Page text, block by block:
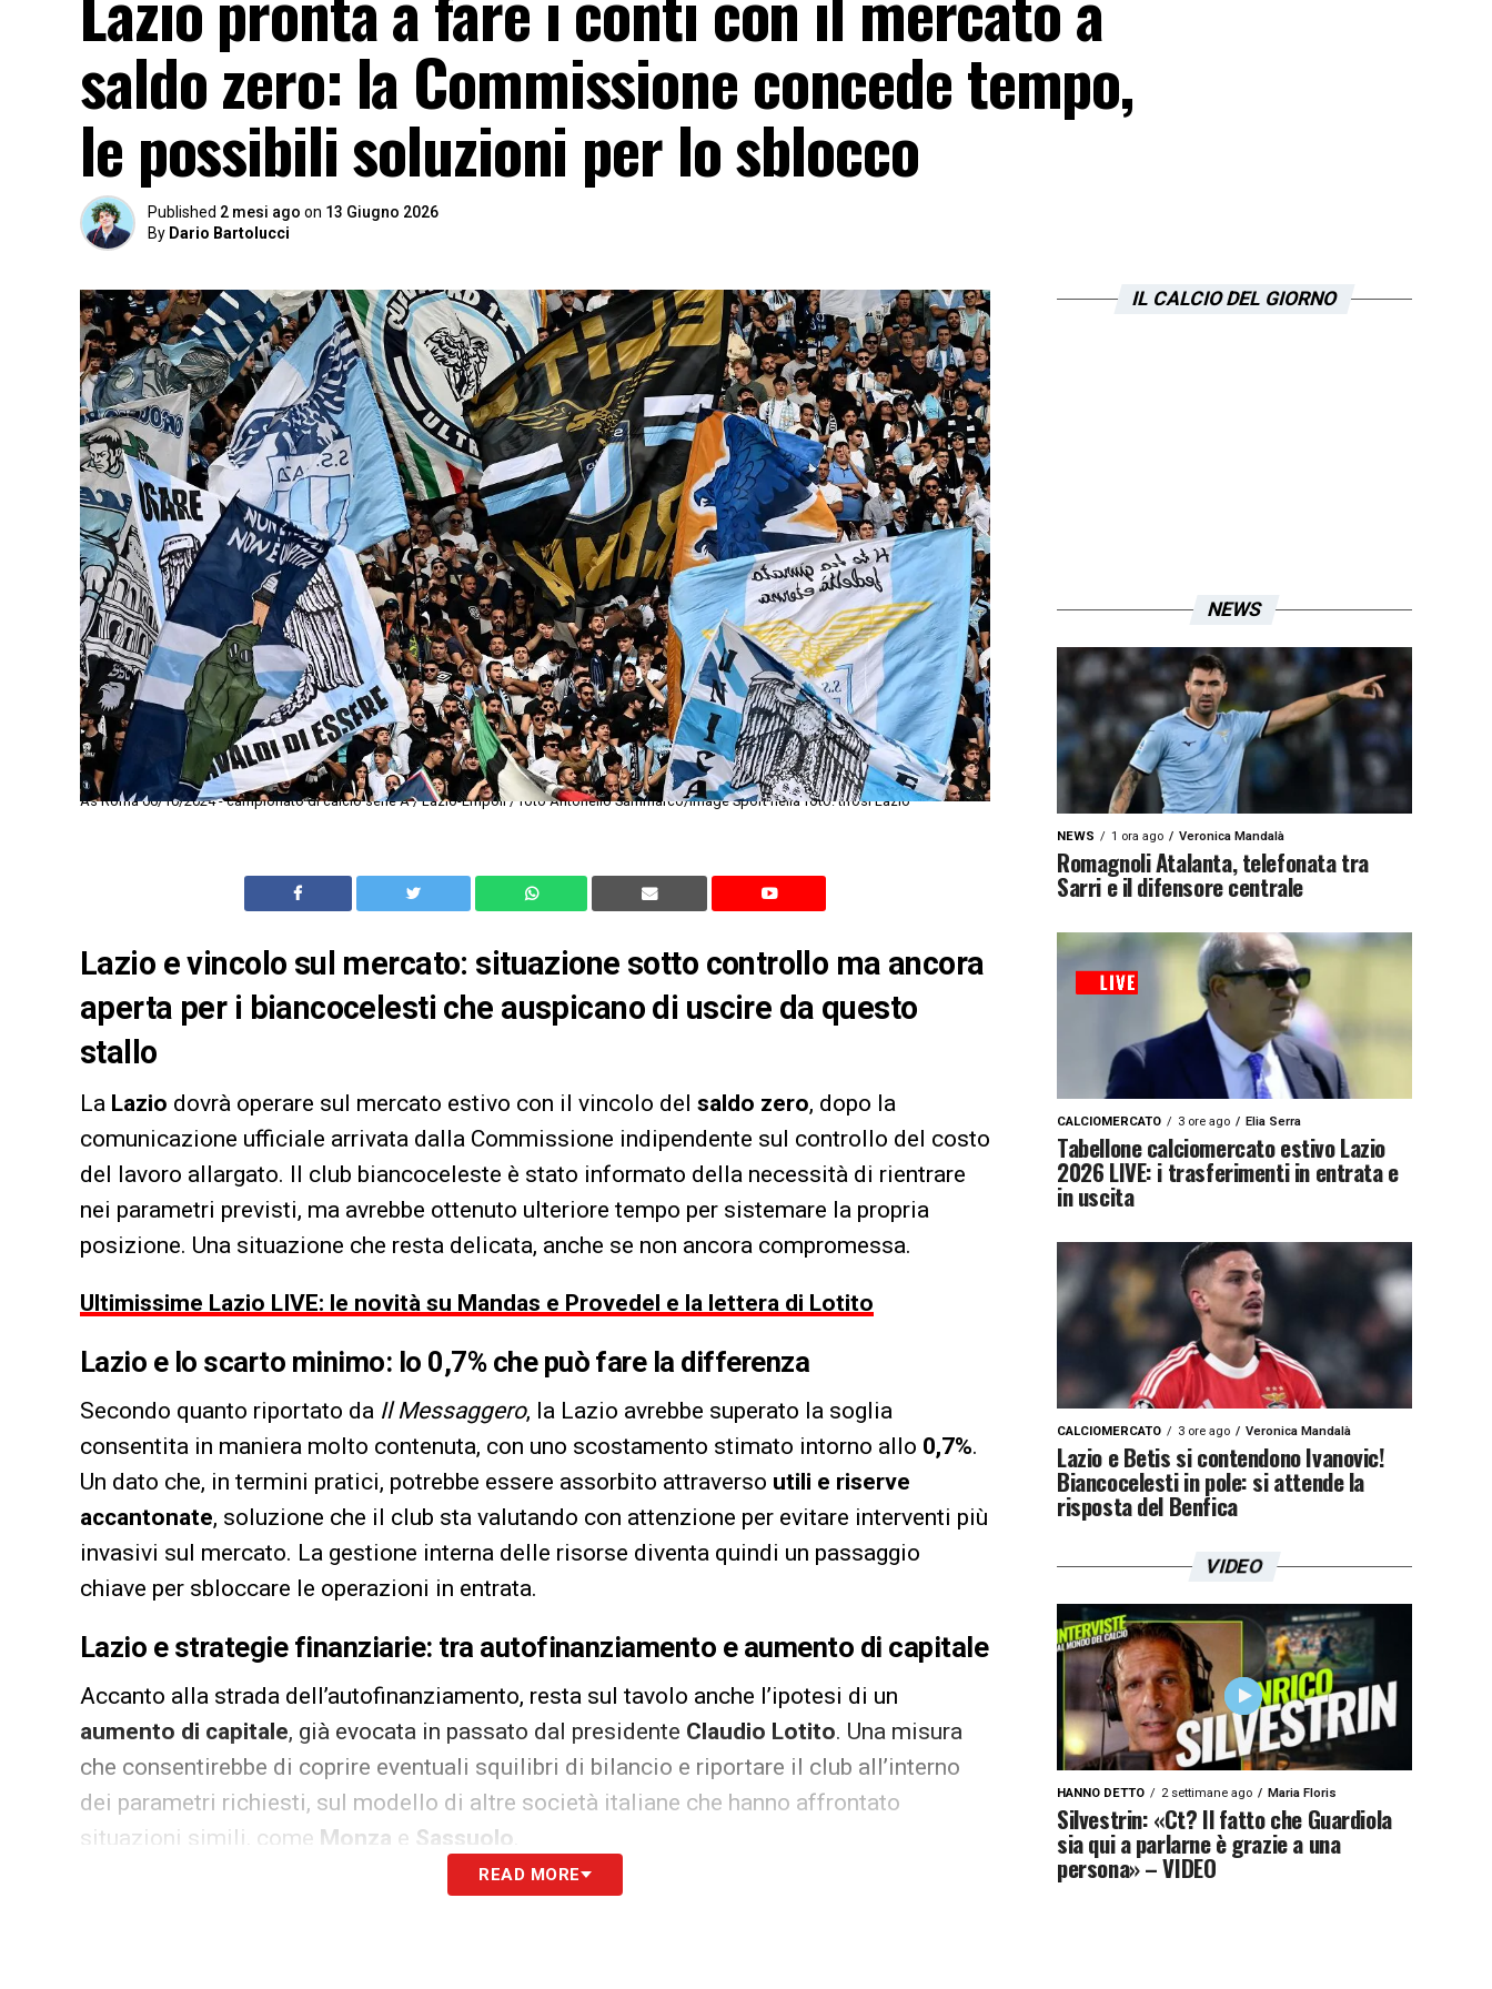
saldo zero: la Commissione concede tempo,
le possibili soluzioni per lo sblocco
Published 2 mesi ago on 13 Giugno 2026
By Dario Bartolucci
As Roma 06/10/2024 - campionato di calcio serie A / Lazio-Empoli / foto Antonello Sammarco/Image Sport nella foto: tifosi Lazio
Lazio e vincolo sul mercato: situazione sotto controllo ma ancora
aperta per i biancocelesti che auspicano di uscire da questo
stallo
La Lazio dovrà operare sul mercato estivo con il vincolo del saldo zero, dopo la
comunicazione ufficiale arrivata dalla Commissione indipendente sul controllo del costo
del lavoro allargato. Il club biancoceleste è stato informato della necessità di rientrare
nei parametri previsti, ma avrebbe ottenuto ulteriore tempo per sistemare la propria
posizione. Una situazione che resta delicata, anche se non ancora compromessa.
Ultimissime Lazio LIVE: le novità su Mandas e Provedel e la lettera di Lotito
Lazio e lo scarto minimo: lo 0,7% che può fare la differenza
Secondo quanto riportato da Il Messaggero, la Lazio avrebbe superato la soglia
consentita in maniera molto contenuta, con uno scostamento stimato intorno allo 0,7%.
Un dato che, in termini pratici, potrebbe essere assorbito attraverso utili e riserve
accantonate, soluzione che il club sta valutando con attenzione per evitare interventi più
invasivi sul mercato. La gestione interna delle risorse diventa quindi un passaggio
chiave per sbloccare le operazioni in entrata.
Lazio e strategie finanziarie: tra autofinanziamento e aumento di capitale
Accanto alla strada dell’autofinanziamento, resta sul tavolo anche l’ipotesi di un
aumento di capitale, già evocata in passato dal presidente Claudio Lotito. Una misura
che consentirebbe di coprire eventuali squilibri di bilancio e riportare il club all’interno
dei parametri richiesti, sul modello di altre società italiane che hanno affrontato
situazioni simili, come Monza e Sassuolo
La Lazio, dunque, si trova davanti a un bivio strategico: intervenire internamente per
READ MORE
IL CALCIO DEL GIORNO
NEWS
NEWS 1 ora ago Veronica Mandalà
Romagnoli Atalanta, telefonata tra
Sarri e il difensore centrale
CALCIOMERCATO 3 ore ago Elia Serra
Tabellone calciomercato estivo Lazio
2026 LIVE: i trasferimenti in entrata e
in uscita
CALCIOMERCATO 3 ore ago Veronica Mandalà
Lazio e Betis si contendono Ivanovic!
Biancocelesti in pole: si attende la
risposta del Benfica
VIDEO
HANNO DETTO 2 settimane ago Maria Floris
Silvestrin: «Ct? Il fatto che Guardiola
sia qui a parlarne è grazie a una
persona» – VIDEO